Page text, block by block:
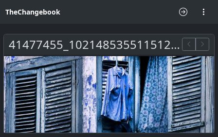
TheChangebook
41477455_10214853551151230_486867197637951488_n(1).jpg